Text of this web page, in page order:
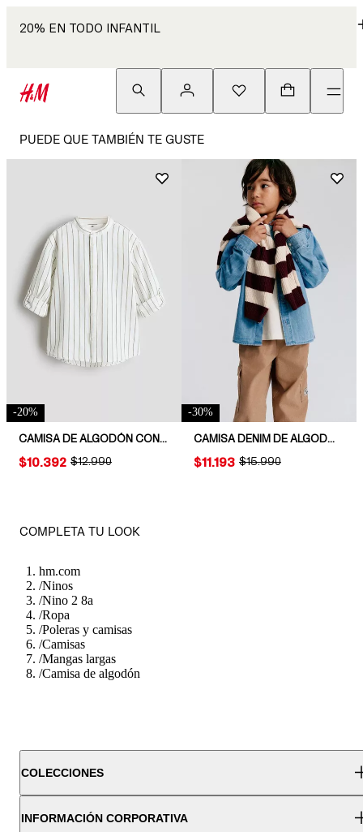
20% EN TODO INFANTIL
PUEDE QUE TAMBIÉN TE GUSTE
-20%
CAMISA DE ALGODÓN CON CUELLO MAO
ORIGINAL PRICE:
$12.990
PRICE:
$10.392
-30%
CAMISA DENIM DE ALGODÓN
ORIGINAL PRICE:
$15.990
PRICE:
$11.193
COMPLETA TU LOOK
hm.com
/Ninos
/Nino 2 8a
/Ropa
/Poleras y camisas
/Camisas
/Mangas largas
/Camisa de algodón
COLECCIONES
INFORMACIÓN CORPORATIVA